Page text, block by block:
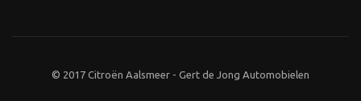
© 2017 Citroën Aalsmeer - Gert de Jong Automobielen